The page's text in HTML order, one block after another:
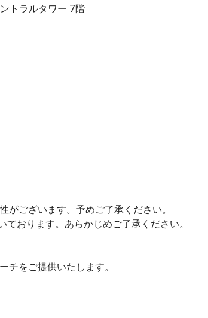
トラルタワー 7階
ございます。予めご了承ください。
おります。あらかじめご了承ください。
をご提供いたします。